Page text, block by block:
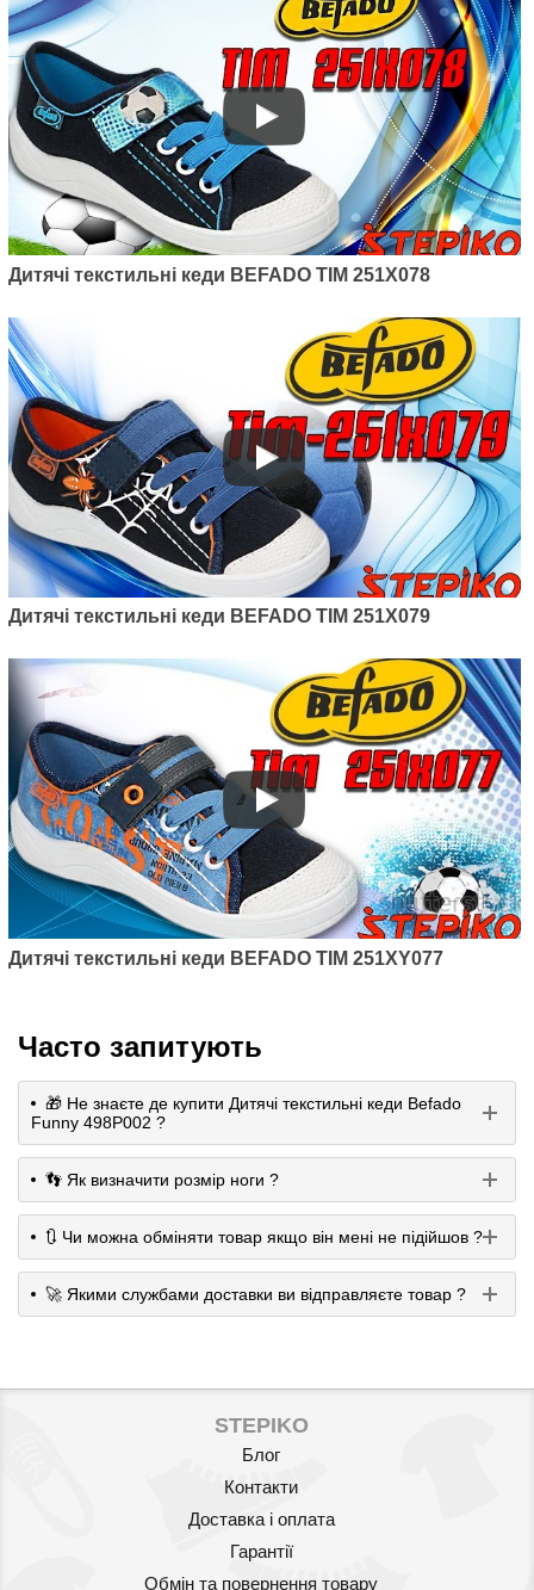
Дитячі текстильні кеди BEFADO TIM 251X078
Дитячі текстильні кеди BEFADO TIM 251X079
Дитячі текстильні кеди BEFADO TIM 251XY077
Часто запитують
🎁 Не знаєте де купити Дитячі текстильні кеди Befado
Funny 498P002 ?
👣 Як визначити розмір ноги ?
🔃 Чи можна обміняти товар якщо він мені не підійшов ?
🚀 Якими службами доставки ви відправляєте товар ?
STEPIKO
Блог
Контакти
Доставка і оплата
Гарантії
Обмін та повернення товару